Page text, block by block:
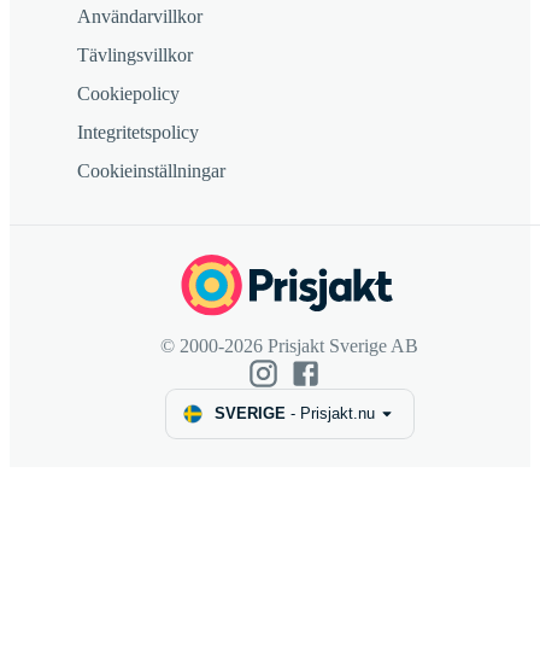
Användarvillkor
Tävlingsvillkor
Cookiepolicy
Integritetspolicy
Cookieinställningar
© 2000-2026 Prisjakt Sverige AB
SVERIGE- Prisjakt.nu